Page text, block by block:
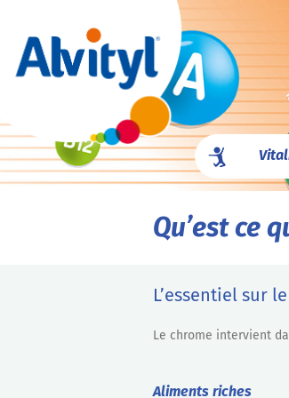
Qu’est ce
L’essentiel sur
Le chrome intervient
Aliments riches